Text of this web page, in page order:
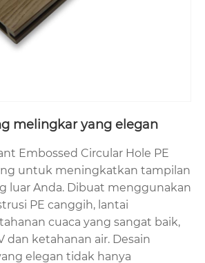
melingkar yang elegan
Embossed Circular Hole PE
untuk meningkatkan tampilan
luar Anda. Dibuat menggunakan
PE canggih, lantai
cuaca yang sangat baik,
dan ketahanan air. Desain
elegan tidak hanya